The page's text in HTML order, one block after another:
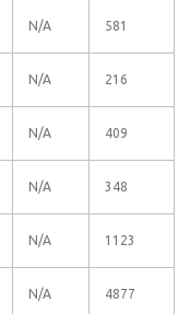
N/A 581
N/A 216
N/A 409
N/A 348
N/A 1123
N/A 4877